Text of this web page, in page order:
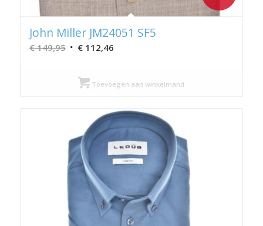
John Miller JM24051 SF5
€149,95 Oorspronkelijke
was:
€ 149,95.
€112,46Huidige
€ 112,46.
Toevoegen aan winkelmand